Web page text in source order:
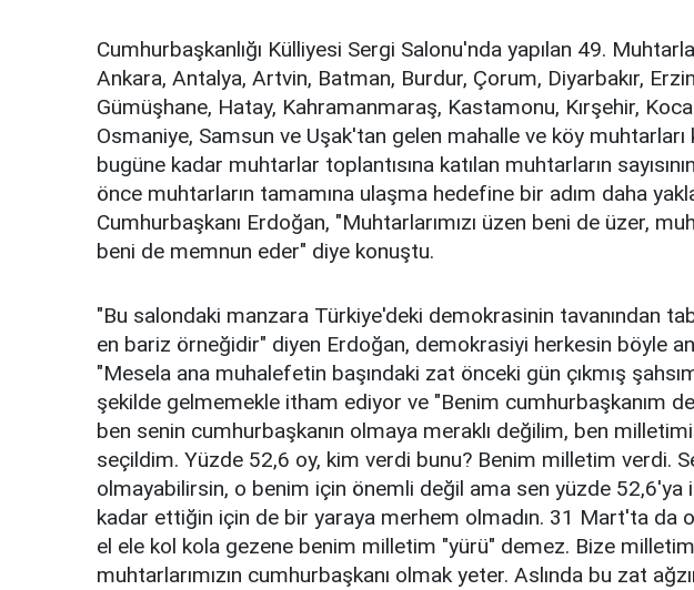
Cumhurbaşkanlığı Külliyesi Sergi Salonu'nda yapılan 49.
Ankara, Antalya, Artvin, Batman, Burdur, Çorum, Diyarbakır,
Gümüşhane, Hatay, Kahramanmaraş, Kastamonu, Kırşehir,
Osmaniye, Samsun ve Uşak'tan gelen mahalle ve köy muhtarları
bugüne kadar muhtarlar toplantısına katılan muhtarların
önce muhtarların tamamına ulaşma hedefine bir adım daha
Cumhurbaşkanı Erdoğan, "Muhtarlarımızı üzen beni de üzer,
beni de memnun eder" diye konuştu.
"Bu salondaki manzara Türkiye'deki demokrasinin tavanından
en bariz örneğidir" diyen Erdoğan, demokrasiyi herkesin böyle
"Mesela ana muhalefetin başındaki zat önceki gün çıkmış
şekilde gelmemekle itham ediyor ve "Benim cumhurbaşkanım
ben senin cumhurbaşkanın olmaya meraklı değilim, ben
seçildim. Yüzde 52,6 oy, kim verdi bunu? Benim milletim verdi.
olmayabilirsin, o benim için önemli değil ama sen yüzde 52,6'ya
kadar ettiğin için de bir yaraya merhem olmadın. 31 Mart'ta da
el ele kol kola gezene benim milletim "yürü" demez. Bize
muhtarlarımızın cumhurbaşkanı olmak yeter. Aslında bu zat